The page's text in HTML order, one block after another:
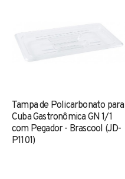
Tampa de Policarbonato para
Cuba Gastronômica GN 1/1
com Pegador - Brascool (JD-
P1101)